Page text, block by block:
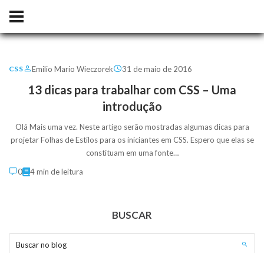
CSS Emilio Mario Wieczorek 31 de maio de 2016
13 dicas para trabalhar com CSS – Uma
introdução
Olá Mais uma vez. Neste artigo serão mostradas algumas dicas para
projetar Folhas de Estilos para os iniciantes em CSS. Espero que elas se
constituam em uma fonte…
0
4 min de leitura
BUSCAR
Buscar no blog